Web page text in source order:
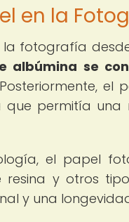
en la
la fotografía
albúmina se
Posteriormente, el
que permitía
el papel
y otros
y una